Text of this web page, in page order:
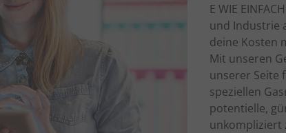
E WIE
und Industrie
deine Kosten
Mit unseren
unserer Seite
speziellen
potentielle,
unkompliziert